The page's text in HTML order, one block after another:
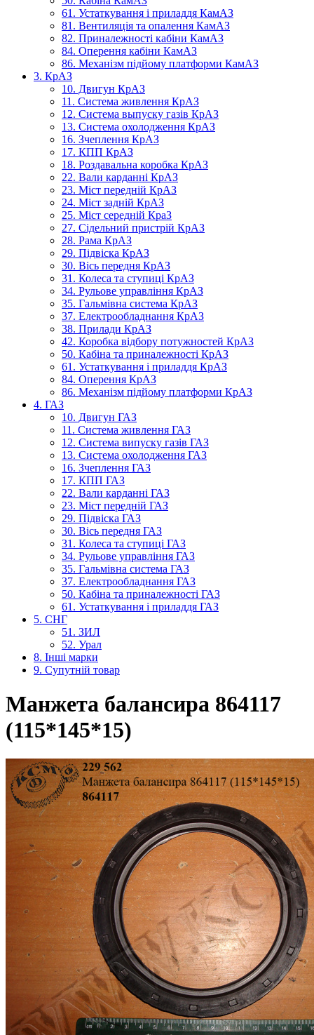
61. Устаткування і приладдя КамАЗ
81. Вентиляція та опалення КамАЗ
82. Приналежності кабіни КамАЗ
84. Оперення кабіни КамАЗ
86. Механізм підйому платформи КамАЗ
3. КрАЗ
10. Двигун КрАЗ
11. Система живлення КрАЗ
12. Система выпуску газів КрАЗ
13. Система охолодження КрАЗ
16. Зчеплення КрАЗ
17. КПП КрАЗ
18. Роздавальна коробка КрАЗ
22. Вали карданні КрАЗ
23. Міст передній КрАЗ
24. Міст задній КрАЗ
25. Міст середній КраЗ
27. Сідельний пристрій КрАЗ
28. Рама КрАЗ
29. Підвіска КрАЗ
30. Вісь передня КрАЗ
31. Колеса та ступиці КрАЗ
34. Рульове управління КрАЗ
35. Гальмівна система КрАЗ
37. Електрообладнання КрАЗ
38. Прилади КрАЗ
42. Коробка відбору потужностей КрАЗ
50. Кабіна та приналежності КрАЗ
61. Устаткування і приладдя КрАЗ
84. Оперення КрАЗ
86. Механізм підйому платформи КрАЗ
4. ГАЗ
10. Двигун ГАЗ
11. Система живлення ГАЗ
12. Система випуску газів ГАЗ
13. Система охолодження ГАЗ
16. Зчеплення ГАЗ
17. КПП ГАЗ
22. Вали карданні ГАЗ
23. Міст передній ГАЗ
29. Підвіска ГАЗ
30. Вісь передня ГАЗ
31. Колеса та ступиці ГАЗ
34. Рульове управління ГАЗ
35. Гальмівна система ГАЗ
37. Електрообладнання ГАЗ
50. Кабіна та приналежності ГАЗ
61. Устаткування і приладдя ГАЗ
5. СНГ
51. ЗИЛ
52. Урал
8. Інші марки
9. Супутній товар
Манжета балансира 864117
(115*145*15)